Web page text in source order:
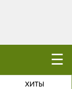
☰
ХИТЫ